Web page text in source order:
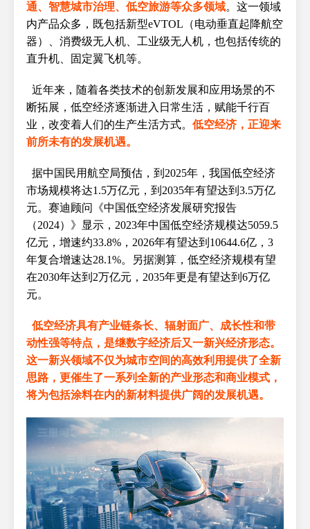
通、智慧城市治理、低空旅游等众多领域。这一领域
内产品众多，既包括新型eVTOL（电动垂直起降航空
器）、消费级无人机、工业级无人机，也包括传统的
直升机、固定翼飞机等。
近年来，随着各类技术的创新发展和应用场景的不
断拓展，低空经济逐渐进入日常生活，赋能千行百
业，改变着人们的生产生活方式。 低空经济，正迎来
前所未有的发展机遇。
据中国民用航空局预估，到2025年，我国低空经济
市场规模将达1.5万亿元，到2035年有望达到3.5万亿
元。赛迪顾问《中国低空经济发展研究报告
（2024）》显示，2023年中国低空经济规模达5059.5
亿元，增速约33.8%，2026年有望达到10644.6亿，3
年复合增速达28.1%。另据测算，低空经济规模有望
在2030年达到2万亿元，2035年更是有望达到6万亿
元。
低空经济具有产业链条长、辐射面广、成长性和带
动性强等特点，是继数字经济后又一新兴经济形态。
这一新兴领域不仅为城市空间的高效利用提供了全新
思路，更催生了一系列全新的产业形态和商业模式，
将为包括涂料在内的新材料提供广阔的发展机遇。